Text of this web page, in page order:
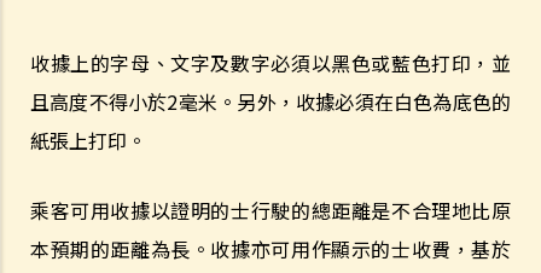
收據上的字母、文字及數字必須以黑色或藍色打印，並
且高度不得小於2毫米。另外，收據必須在白色為底色的
紙張上打印。
乘客可用收據以證明的士行駛的總距離是不合理地比原
本預期的距離為長。收據亦可用作顯示的士收費，基於
其他罪行
1. 與駕駛執照有關
Q1. 持有學習者駕駛執照的人士可以用他/她的電單車提供送外賣的服務